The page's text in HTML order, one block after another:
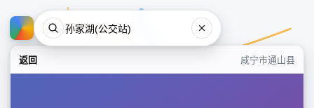
返回 咸宁市通山县